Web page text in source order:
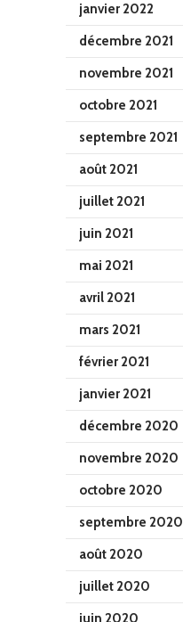
janvier 2022
décembre 2021
novembre 2021
octobre 2021
septembre 2021
août 2021
juillet 2021
juin 2021
mai 2021
avril 2021
mars 2021
février 2021
janvier 2021
décembre 2020
novembre 2020
octobre 2020
septembre 2020
août 2020
juillet 2020
juin 2020